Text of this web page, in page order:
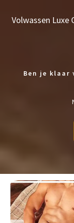
naarVolwassen Luxe
Ben je klaar